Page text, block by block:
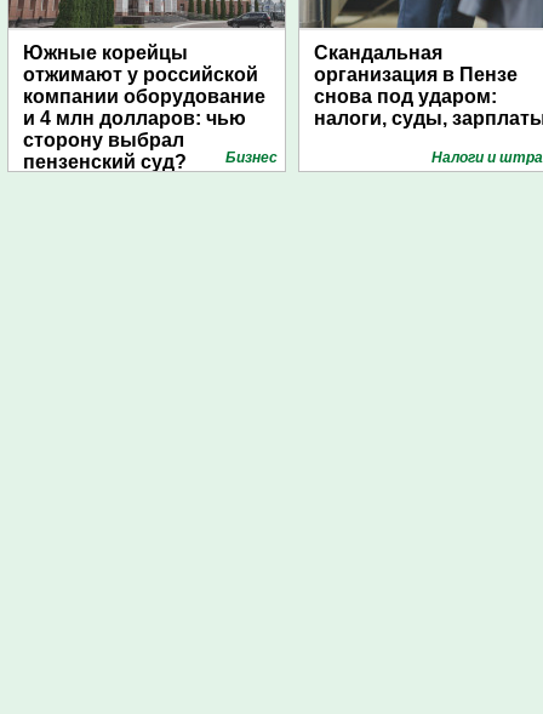
Южные корейцы
отжимают у российской
компании оборудование
и 4 млн долларов: чью
сторону выбрал
пензенский суд?
Бизнес
Скандальная
организация в Пензе
снова под ударом:
налоги, суды,
Налоги и